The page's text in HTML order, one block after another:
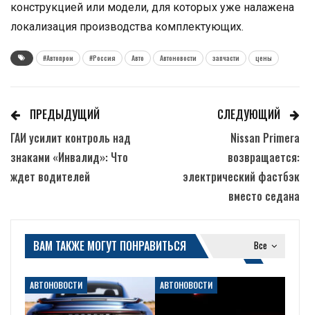
конструкцией или модели, для которых уже налажена
локализация производства комплектующих.
#Автопром #Россия Авто Автоновости запчасти цены
ПРЕДЫДУЩИЙ
ГАИ усилит контроль над
знаками «Инвалид»: Что
ждет водителей
СЛЕДУЮЩИЙ
Nissan Primera
возвращается:
электрический фастбэк
вместо седана
Все
ВАМ ТАКЖЕ МОГУТ ПОНРАВИТЬСЯ
АВТОНОВОСТИ АВТОНОВОСТИ